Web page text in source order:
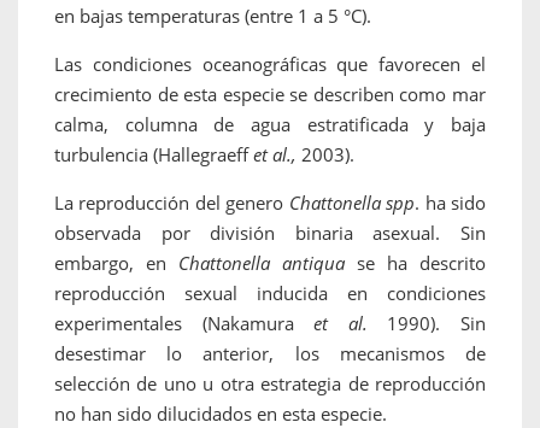
en bajas temperaturas (entre 1 a 5 °C).
Las condiciones oceanográficas que favorecen el
crecimiento de esta especie se describen como mar
calma, columna de agua estratificada y baja
turbulencia (Hallegraeffet al., 2003).
La reproducción del genero Chattonella spp. ha sido
observada por división binaria asexual. Sin
embargo, en Chattonella antiqua se ha descrito
reproducción sexual inducida en condiciones
experimentales (Nakamuraet al. 1990). Sin
desestimar lo anterior, los mecanismos de
selección de uno u otra estrategia de reproducción
no han sido dilucidados en esta especie.